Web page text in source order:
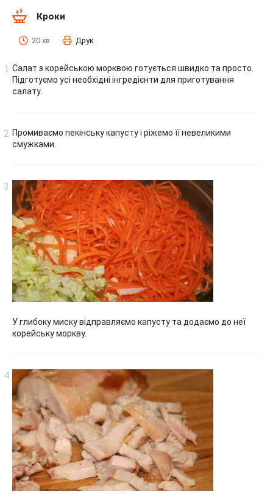
Кроки
20 хв Друк
Салат з корейською морквою готується швидко та просто.
Підготуємо усі необхідні інгредієнти для приготування
салату.
Промиваємо пекінську капусту і ріжемо її невеликими
смужками.
У глибоку миску відправляємо капусту та додаємо до неї
корейську моркву.